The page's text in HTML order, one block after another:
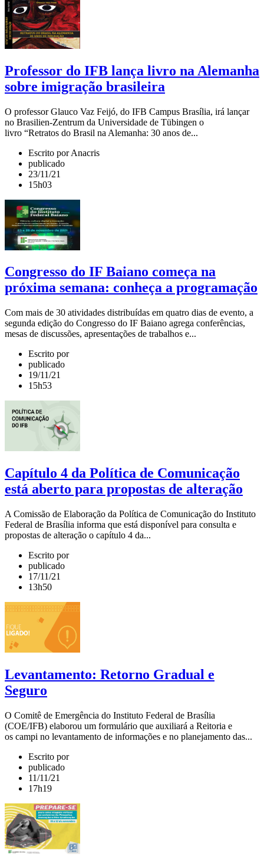
Professor do IFB lança livro na Alemanha
sobre imigração brasileira
O professor Glauco Vaz Feijó, do IFB Campus Brasília, irá lançar
no Brasilien-Zentrum da Universidade de Tübingen o
livro “Retratos do Brasil na Alemanha: 30 anos de...
Escrito por Anacris
publicado
23/11/21
15h03
Congresso do IF Baiano começa na
próxima semana: conheça a programação
Com mais de 30 atividades distribuídas em quatro dias de evento, a
segunda edição do Congresso do IF Baiano agrega conferências,
mesas de discussões, apresentações de trabalhos e...
Escrito por
publicado
19/11/21
15h53
Capítulo 4 da Política de Comunicação
está aberto para propostas de alteração
A Comissão de Elaboração da Política de Comunicação do Instituto
Federal de Brasília informa que está disponível para consulta e
propostas de alteração o capítulo 4 da...
Escrito por
publicado
17/11/21
13h50
Levantamento: Retorno Gradual e
Seguro
O Comitê de Emergência do Instituto Federal de Brasília
(COE/IFB) elaborou um formulário que auxiliará a Reitoria e
os campi no levantamento de informações e no planejamento das...
Escrito por
publicado
11/11/21
17h19